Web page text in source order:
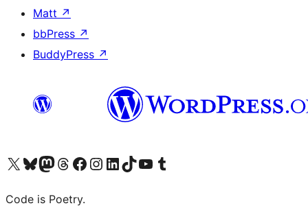
Matt ↗
bbPress ↗
BuddyPress ↗
Visit our X (formerly Twitter) account
ഞങ്ങളുടെ ബ്ലൂസ്കൈ അക്കൗണ്ട് സന്ദർശിക്കുക
Visit our Mastodon account
ഞങ്ങളുടെ ത്രെഡ്സ് അക്കൗണ്ട് സന്ദർശിക്കുക
Visit our Facebook page
Visit our Instagram account
Visit our LinkedIn account
ഞങ്ങളുടെ ടിക് ടോക് അക്കൗണ്ട് സന്ദർശിക്കുക
Visit our YouTube channel
ഞങ്ങളുടെ ടംബ്ലർ അക്കൗണ്ട് സന്ദർശിക്കുക
Code is Poetry.